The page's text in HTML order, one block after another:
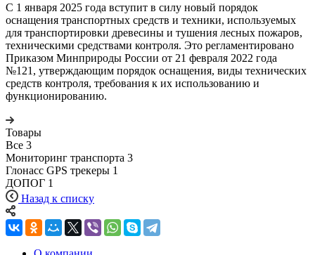
С 1 января 2025 года вступит в силу новый порядок
оснащения транспортных средств и техники, используемых
для транспортировки древесины и тушения лесных пожаров,
техническими средствами контроля. Это регламентировано
Приказом Минприроды России от 21 февраля 2022 года
№121, утверждающим порядок оснащения, виды технических
средств контроля, требования к их использованию и
функционированию.
Товары
Все 3
Мониторинг транспорта 3
Глонасс GPS трекеры 1
ДОПОГ 1
Назад к списку